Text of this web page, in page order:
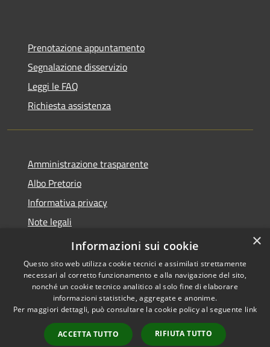
Prenotazione appuntamento
Segnalazione disservizio
Leggi le FAQ
Richiesta assistenza
Amministrazione trasparente
Albo Pretorio
Informativa privacy
Note legali
Dichiarazione di accessibilità
Accessibilità
Copyright © 2026 • Comune di
Vodo di Cadore • Powered by
Municipium•
Accesso
×
Informazioni sui cookie
Questo sito web utilizza cookie tecnici e assimilati strettamente
necessari al corretto funzionamento e alla navigazione del sito,
nonché un cookie tecnico analitico al solo fine di elaborare
informazioni statistiche, aggregate e anonime.
Per maggiori dettagli, può consultare la cookie policy al seguente link
ACCETTA TUTTO RIFIUTA TUTTO